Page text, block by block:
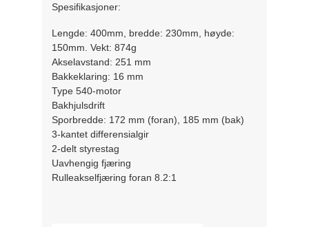
Spesifikasjoner:
Lengde: 400mm, bredde: 230mm, høyde:
150mm. Vekt: 874g
Akselavstand: 251 mm
Bakkeklaring: 16 mm
Type 540-motor
Bakhjulsdrift
Sporbredde: 172 mm (foran), 185 mm (bak)
3-kantet differensialgir
2-delt styrestag
Uavhengig fjæring
Rulleakselfjæring foran 8.2:1